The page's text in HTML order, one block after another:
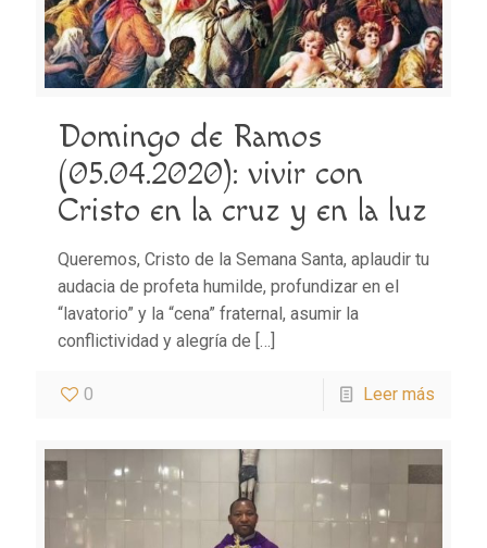
Domingo de Ramos
(05.04.2020): vivir con
Cristo en la cruz y en la luz
Queremos, Cristo de la Semana Santa, aplaudir tu
audacia de profeta humilde, profundizar en el
“lavatorio” y la “cena” fraternal, asumir la
conflictividad y alegría de […]
0 Leer más